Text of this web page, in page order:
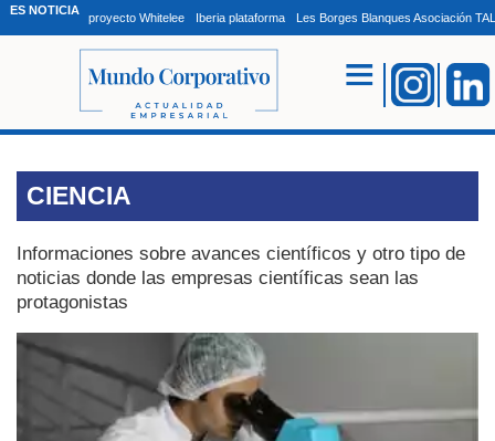
ES NOTICIA
proyecto Whitelee Iberia plataforma Les Borges Blanques Asociación
CIENCIA
Informaciones sobre avances científicos y otro tipo de
noticias donde las empresas científicas sean las
protagonistas